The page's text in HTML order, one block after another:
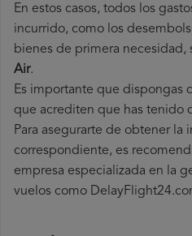
En estos casos, todos los
incurrido, como los
bienes de primera necesidad,
Air.
Es importante que dispongas
que acrediten que has tenido
Para asegurarte de obtener la
correspondiente, es
empresa especializada en la
vuelos como